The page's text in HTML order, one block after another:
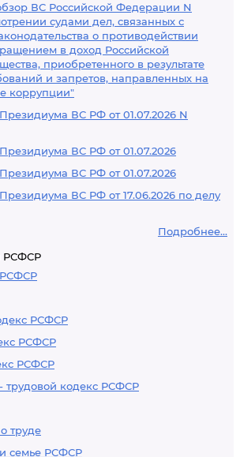
ВС Российской Федерации N
судами дел, связанных с
о противодействии
в доход Российской
приобретенного в результате
и запретов, направленных на
коррупции"
ВС РФ от 01.07.2026 N
ВС РФ от 01.07.2026
ВС РФ от 01.07.2026
ВС РФ от 17.06.2026 по делу
Подробнее...
РСФСР
РСФСР
РСФСР
РСФСР
трудовой кодекс РСФСР
труде
семье РСФСР